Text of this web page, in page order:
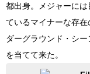
都出身。メジャーに
ているマイナーな存
ダーグラウンド・シ
を当てて来た。